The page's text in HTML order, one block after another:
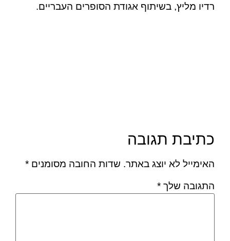
רדיו מליץ, בשיתוף אגודת הסופרים העבריים.
כתיבת תגובה
האימייל לא יוצג באתר. שדות החובה מסומנים *
התגובה שלך *